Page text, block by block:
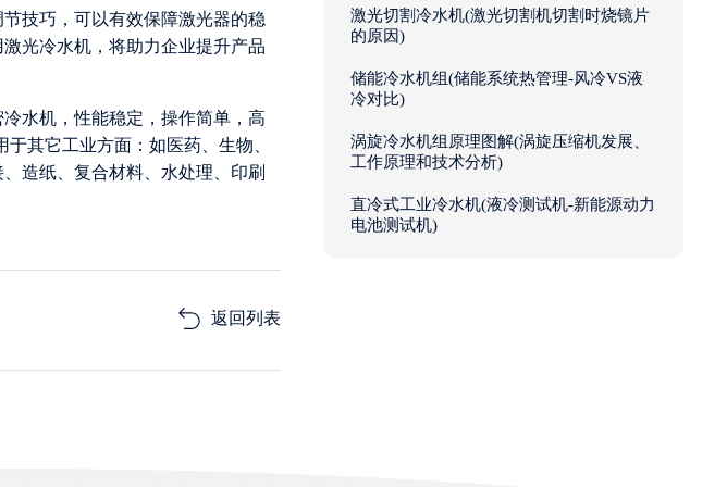
技巧，可以有效保障激光器的稳
光冷水机，将助力企业提升产品
水机，性能稳定，操作简单，高
其它工业方面：如医药、生物、
造纸、复合材料、水处理、印刷
返回列表
激光切割冷水机(激光切割机切割时烧镜片
的原因)
储能冷水机组(储能系统热管理-风冷VS液
冷对比)
涡旋冷水机组原理图解(涡旋压缩机发展、
工作原理和技术分析)
直冷式工业冷水机(液冷测试机-新能源动力
电池测试机)